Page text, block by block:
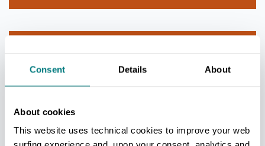
Consent Details About
About cookies
This website uses technical cookies to improve your web